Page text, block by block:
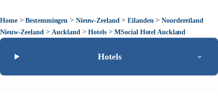
Home>Bestemmingen > Nieuw-Zeeland >Eilanden >Noordereiland
Nieuw-Zeeland > Auckland >Hotels>MSocial Hotel Auckland
Hotels